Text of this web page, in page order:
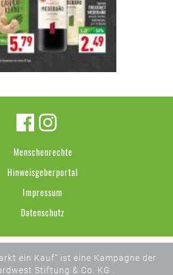
Menschenrechte
Hinweisgeberportal
Impressum
Datenschutz
ein Kauf“ ist eine Kampagne der
Stiftung & Co. KG .